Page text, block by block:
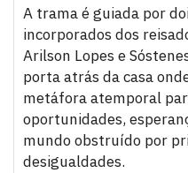
A trama é guiada por
incorporados dos
Arilson Lopes e
porta atrás da casa
metáfora atemporal
oportunidades,
mundo obstruído por
desigualdades.